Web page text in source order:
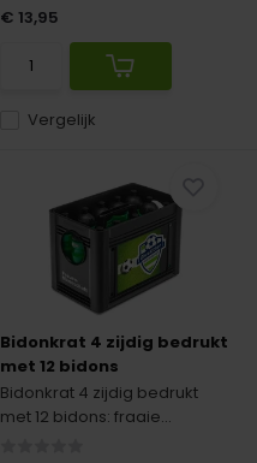
Vergelijk
€ 13,95
Bidonkrat 4 zijdig bedrukt
met 12 bidons
Bidonkrat 4 zijdig bedrukt
met 12 bidons: fraaie...